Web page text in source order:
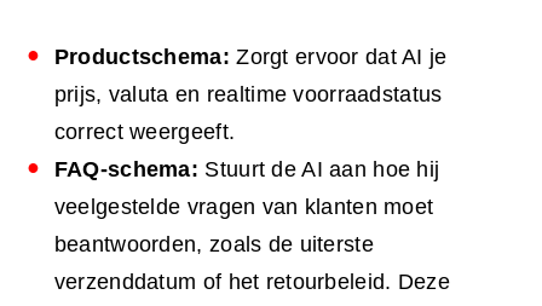
Productschema: Zorgt ervoor dat AI je
prijs, valuta en realtime voorraadstatus
correct weergeeft.
FAQ-schema: Stuurt de AI aan hoe hij
veelgestelde vragen van klanten moet
beantwoorden, zoals de uiterste
verzenddatum of het retourbeleid. Deze